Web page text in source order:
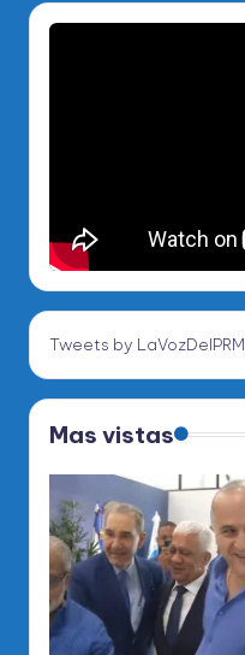
Tweets by LaVozDelPRM
Mas vistas